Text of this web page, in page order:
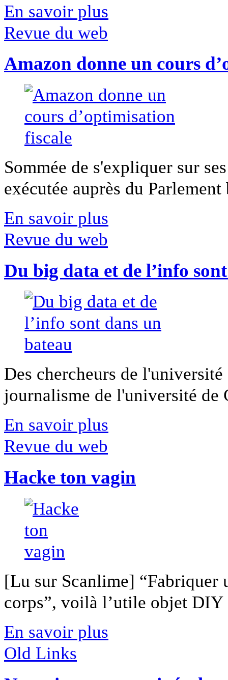
En savoir plus
Revue du web
Amazon donne un cours
Sommée de s'expliquer sur
exécutée auprès du
En savoir plus
Revue du web
Du big data et de l’info
Des chercheurs de
journalisme de l'université
En savoir plus
Revue du web
Hacke ton vagin
[Lu sur Scanlime] “Fabriquer
corps”, voilà l’utile objet
En savoir plus
Old Links